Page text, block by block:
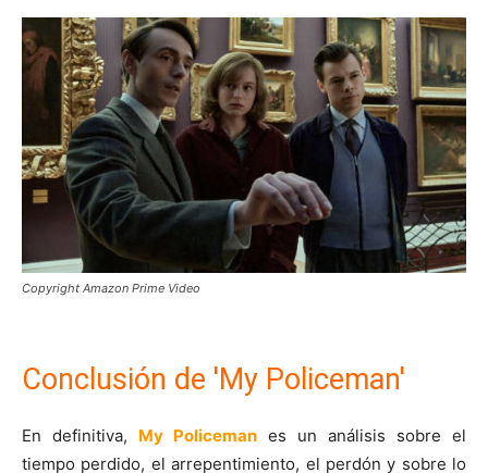
Copyright Amazon Prime Video
Conclusión de 'My Policeman'
En definitiva, My Policeman es un análisis sobre el
tiempo perdido, el arrepentimiento, el perdón y sobre lo